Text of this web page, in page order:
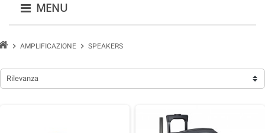
MENU
chevron_right AMPLIFICAZIONE chevron_right SPEAKERS
Rilevanza